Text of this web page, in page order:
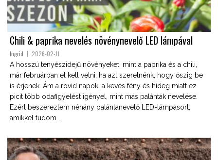
Chili & paprika nevelés növénynevelő LED lámpával
Ingrid 2026-02-11
A hosszú tenyészidejű növényeket, mint a paprika és a chili,
már februárban el kell vetni, ha azt szeretnénk, hogy őszig be
is érjenek. Ám a rövid napok, a kevés fény és hideg miatt ez
picit több odafigyelést igényel, mint más palánták nevelése.
Ezért beszereztem néhány palántanevelő LED-lámpasort,
amikkel tudom...